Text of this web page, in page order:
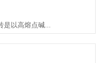
是以高熔点碱...